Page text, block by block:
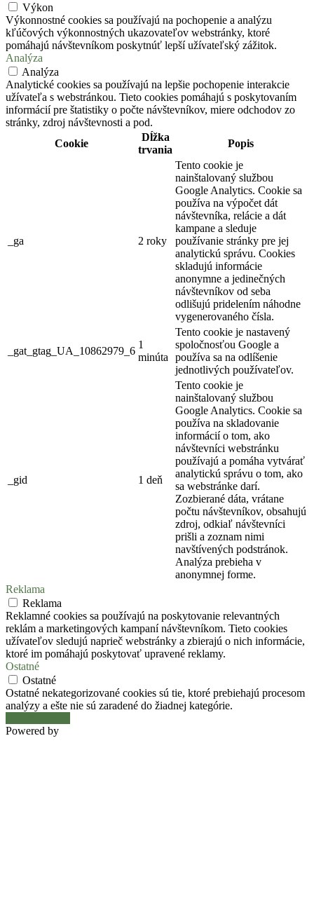
Výkon
Výkonnostné cookies sa používajú na pochopenie a analýzu
kľúčových výkonnostných ukazovateľov webstránky, ktoré
pomáhajú návštevníkom poskytnúť lepší užívateľský zážitok.
Analýza
Analýza
Analytické cookies sa používajú na lepšie pochopenie interakcie
užívateľa s webstránkou. Tieto cookies pomáhajú s poskytovaním
informácií pre štatistiky o počte návštevníkov, miere odchodov zo
stránky, zdroj návštevnosti a pod.
Cookie
Dĺžka
trvania
Popis
_ga 2 roky
Tento cookie je
nainštalovaný službou
Google Analytics. Cookie sa
používa na výpočet dát
návštevníka, relácie a dát
kampane a sleduje
používanie stránky pre jej
analytickú správu. Cookies
skladujú informácie
anonymne a jedinečných
návštevníkov od seba
odlišujú pridelením náhodne
vygenerovaného čísla.
_gat_gtag_UA_10862979_6
1
minúta
Tento cookie je nastavený
spoločnosťou Google a
používa sa na odlíšenie
jednotlivých používateľov.
_gid 1 deň
Tento cookie je
nainštalovaný službou
Google Analytics. Cookie sa
používa na skladovanie
informácií o tom, ako
návštevníci webstránku
používajú a pomáha vytvárať
analytickú správu o tom, ako
sa webstránke darí.
Zozbierané dáta, vrátane
počtu návštevníkov, obsahujú
zdroj, odkiaľ návštevníci
prišli a zoznam nimi
navštívených podstránok.
Analýza prebieha v
anonymnej forme.
Reklama
Reklama
Reklamné cookies sa používajú na poskytovanie relevantných
reklám a marketingových kampaní návštevníkom. Tieto cookies
užívateľov sledujú naprieč webstránky a zbierajú o nich informácie,
ktoré im pomáhajú poskytovať upravené reklamy.
Ostatné
Ostatné
Ostatné nekategorizované cookies sú tie, ktoré prebiehajú procesom
analýzy a ešte nie sú zaradené do žiadnej kategórie.
Powered by